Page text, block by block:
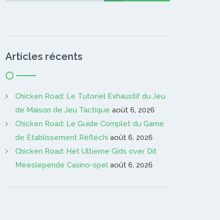
Articles récents
Chicken Road: Le Tutoriel Exhaustif du Jeu
de Maison de Jeu Tactique août 6, 2026
Chicken Road: Le Guide Complet du Game
de Établissement Réfléchi août 6, 2026
Chicken Road: Het Ultieme Gids over Dit
Meeslepende Casino-spel août 6, 2026